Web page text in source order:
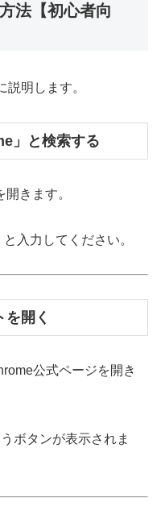
法【初心者向
明します。
」と検索する
きます。
入力してください。
開く
公式ページを開き
ボタンが表示されま